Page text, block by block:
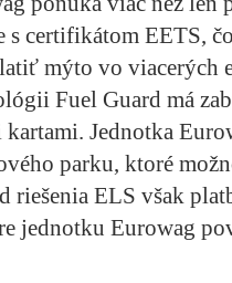
certifikátom EETS,
mýto vo viacerých
Fuel Guard má
Jednotka
parku, ktoré
riešenia ELS však
jednotku Eurowag